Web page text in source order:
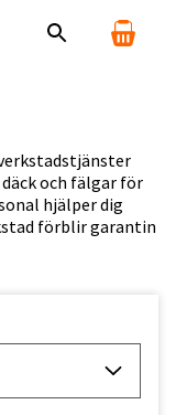
och fälgar för
hjälper dig
förblir garantin